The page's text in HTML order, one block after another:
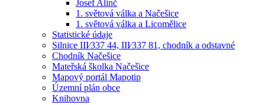
Josef Alinč
1. světová válka a Načešice
1. světová válka a Licomělice
Statistické údaje
Silnice III⁄337 44, III⁄337 81, chodník a odstavné
Chodník Načešice
Mateřská školka Načešice
Mapový portál Mapotip
Územní plán obce
Knihovna